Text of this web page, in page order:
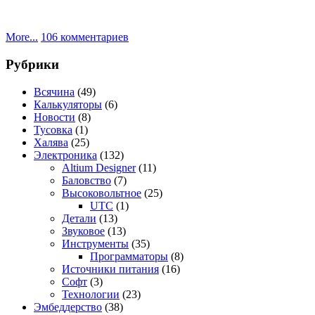
More... 106 комментариев
Рубрики
Всячина (49)
Калькуляторы (6)
Новости (8)
Тусовка (1)
Халява (25)
Электроника (132)
Altium Designer(11)
Баловство (7)
Высоковольтное (25)
UTC (1)
Детали (13)
Звуковое (13)
Инструменты (35)
Программаторы (8)
Источники питания (16)
Софт (3)
Технологии (23)
Эмбеддерство (38)